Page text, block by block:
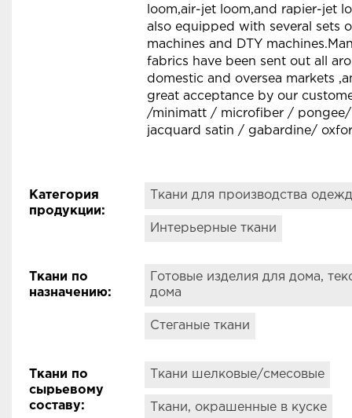
loom,air-jet loom,and rapier-jet
also equipped with several sets
machines and DTY
fabrics have been sent out all
domestic and oversea markets
great acceptance by our
/minimatt / microfiber /
jacquard satin / gabardine/
Категория
продукции:
Ткани для производства
Интерьерные ткани
Ткани по
назначению:
Готовые изделия для дома,
дома
Стеганые ткани
Ткани по
сырьевому
составу:
Ткани шелковые/смесовые
Ткани, окрашенные в куске